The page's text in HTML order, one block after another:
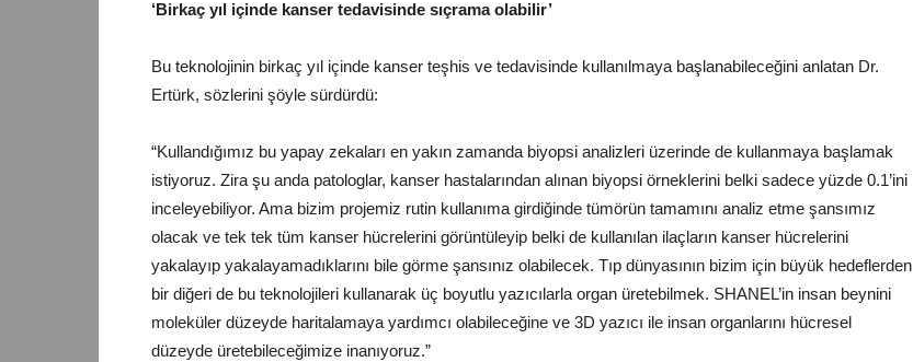
‘Birkaç yıl içinde kanser tedavisinde sıçrama olabilir’
Bu teknolojinin birkaç yıl içinde kanser teşhis ve tedavisinde kullanılmaya başlanabileceğini anlatan Dr.
Ertürk, sözlerini şöyle sürdürdü:
“Kullandığımız bu yapay zekaları en yakın zamanda biyopsi analizleri üzerinde de kullanmaya başlamak
istiyoruz. Zira şu anda patologlar, kanser hastalarından alınan biyopsi örneklerini belki sadece yüzde 0.1’ini
inceleyebiliyor. Ama bizim projemiz rutin kullanıma girdiğinde tümörün tamamını analiz etme şansımız
olacak ve tek tek tüm kanser hücrelerini görüntüleyip belki de kullanılan ilaçların kanser hücrelerini
yakalayıp yakalayamadıklarını bile görme şansınız olabilecek. Tıp dünyasının bizim için büyük hedeflerden
bir diğeri de bu teknolojileri kullanarak üç boyutlu yazıcılarla organ üretebilmek. SHANEL’in insan beynini
moleküler düzeyde haritalamaya yardımcı olabileceğine ve 3D yazıcı ile insan organlarını hücresel
düzeyde üretebileceğimize inanıyoruz.”